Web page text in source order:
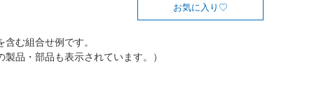
お気に入り
む組合せ例です。
製品・部品も表示されています。）